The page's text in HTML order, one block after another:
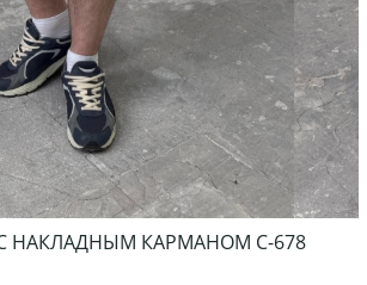
НАКЛАДНЫМ КАРМАНОМ С-678